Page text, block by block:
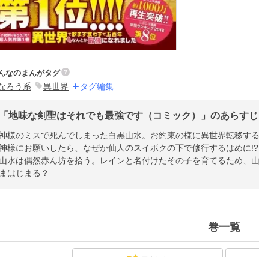
なのまんがタグ
ろう系 異世界 タグ編集
「地味な剣聖はそれでも最強です（コミック）」のあらす
様のミスで死んでしまった白黒山水。お約束の様に異世界転移す
様にお願いしたら、なぜか仙人のスイボクの下で修行するはめに
山水は偶然赤ん坊を拾う。レインと名付けたその子を育てるため
まはじまる？
巻一覧